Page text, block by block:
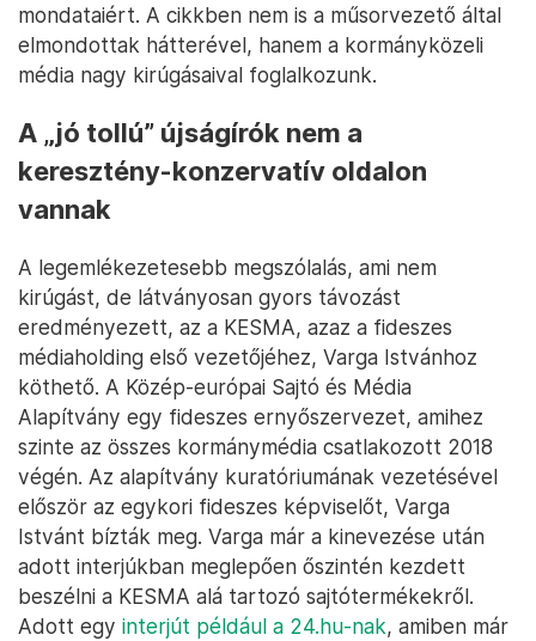
mondataiért. A cikkben nem is a műsorvezető által
elmondottak hátterével, hanem a kormányközeli
média nagy kirúgásaival foglalkozunk.
A „jó tollú” újságírók nem a
keresztény-konzervatív oldalon
vannak
A legemlékezetesebb megszólalás, ami nem
kirúgást, de látványosan gyors távozást
eredményezett, az a KESMA, azaz a fideszes
médiaholding első vezetőjéhez, Varga Istvánhoz
köthető. A Közép-európai Sajtó és Média
Alapítvány egy fideszes ernyőszervezet, amihez
szinte az összes kormánymédia csatlakozott 2018
végén. Az alapítvány kuratóriumának vezetésével
először az egykori fideszes képviselőt, Varga
Istvánt bízták meg. Varga már a kinevezése után
adott interjúkban meglepően őszintén kezdett
beszélni a KESMA alá tartozó sajtótermékekről.
Adott egy interjút például a 24.hu-nak, amiben már